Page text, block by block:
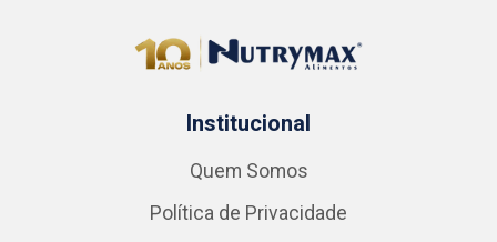
Institucional
Quem Somos
Política de Privacidade